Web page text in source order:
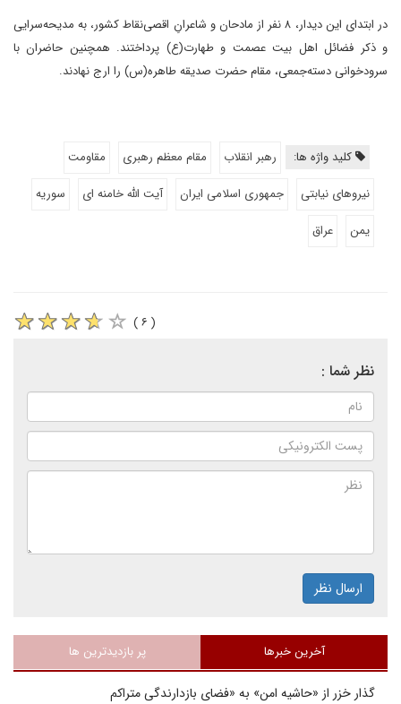
در ابتدای این دیدار، ۸ نفر از مادحان و شاعرانِ اقصی‌نقاط کشور، به مدیحه‌سرایی
و ذکر فضائل اهل بیت عصمت و طهارت(ع) پرداختند. همچنین حاضران با
سرودخوانی دسته‌جمعی، مقام حضرت صدیقه طاهره(س) را ارج نهادند.
کلید واژه ها: رهبر انقلاب مقام معظم رهبری
مقاومت
نیروهای نیابتی
جمهوری اسلامی ایران آیت الله خامنه ای
سوریه
یمن
عراق
( ۶ )
نظر شما :
ارسال نظر
آخرین خبرها پر بازدیدترین ها
گذار خزر از «حاشیه امن» به «فضای بازدارندگی متراکم